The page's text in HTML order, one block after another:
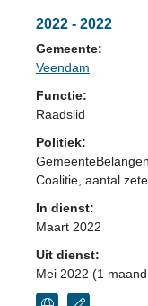
2022 - 2022
Gemeente:
Veendam
Functie:
Raadslid
Politiek:
Coalitie , aantal
In dienst:
Maart 2022
Uit dienst:
Mei 2022 (1